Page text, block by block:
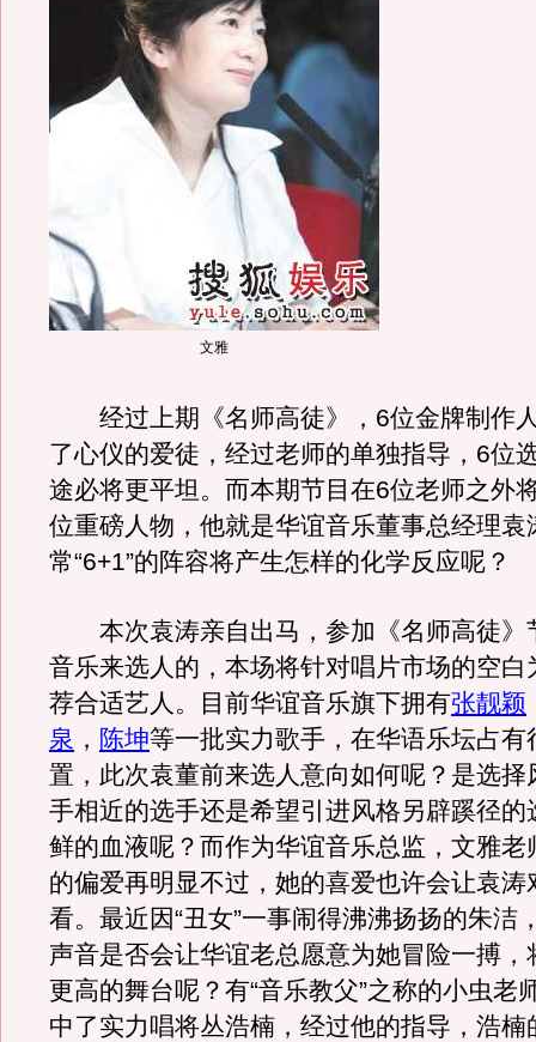
文雅
经过上期《名师高徒》，6位金牌制作
了心仪的爱徒，经过老师的单独指导，6位
途必将更平坦。而本期节目在6位老师之外
位重磅人物，他就是华谊音乐董事总经理袁
常“6+1”的阵容将产生怎样的化学反应呢？
本次袁涛亲自出马，参加《名师高徒》
音乐来选人的，本场将针对唱片市场的空白
荐合适艺人。目前华谊音乐旗下拥有张靓颖
泉 ， 陈坤等一批实力歌手，在华语乐坛占有
置，此次袁董前来选人意向如何呢？是选择
手相近的选手还是希望引进风格另辟蹊径的
鲜的血液呢？而作为华谊音乐总监，文雅老
的偏爱再明显不过，她的喜爱也许会让袁涛
看。最近因“丑女”一事闹得沸沸扬扬的朱洁
声音是否会让华谊老总愿意为她冒险一搏，
更高的舞台呢？有“音乐教父”之称的小虫老
中了实力唱将丛浩楠，经过他的指导，浩楠